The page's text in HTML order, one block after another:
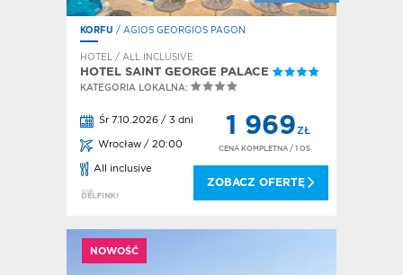
KORFU / AGIOS GEORGIOS PAGON
HOTEL / ALL INCLUSIVE
HOTEL SAINT GEORGE PALACE
KATEGORIA LOKALNA:
Śr 7.10.2026 / 3 dni
Wrocław / 20:00
All inclusive
1 969ZŁ
CENA KOMPLETNA / 1 OS
ZOBACZ OFERTĘ
NOWOŚĆ